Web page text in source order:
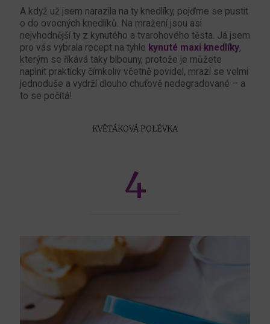
A když už jsem narazila na ty knedlíky, pojďme se pustit
o do ovocných knedlíků. Na mražení jsou asi
nejvhodnější ty z kynutého a tvarohového těsta. Já jsem
pro vás vybrala recept na tyhle kynuté maxi knedlíky,
kterým se říkává taky blbouny, protože je můžete
naplnit prakticky čímkoliv včetně povidel, mrazí se velmi
jednoduše a vydrží dlouho chuťově nedegradované – a
to se počítá!
KVĚTÁKOVÁ POLÉVKA
4